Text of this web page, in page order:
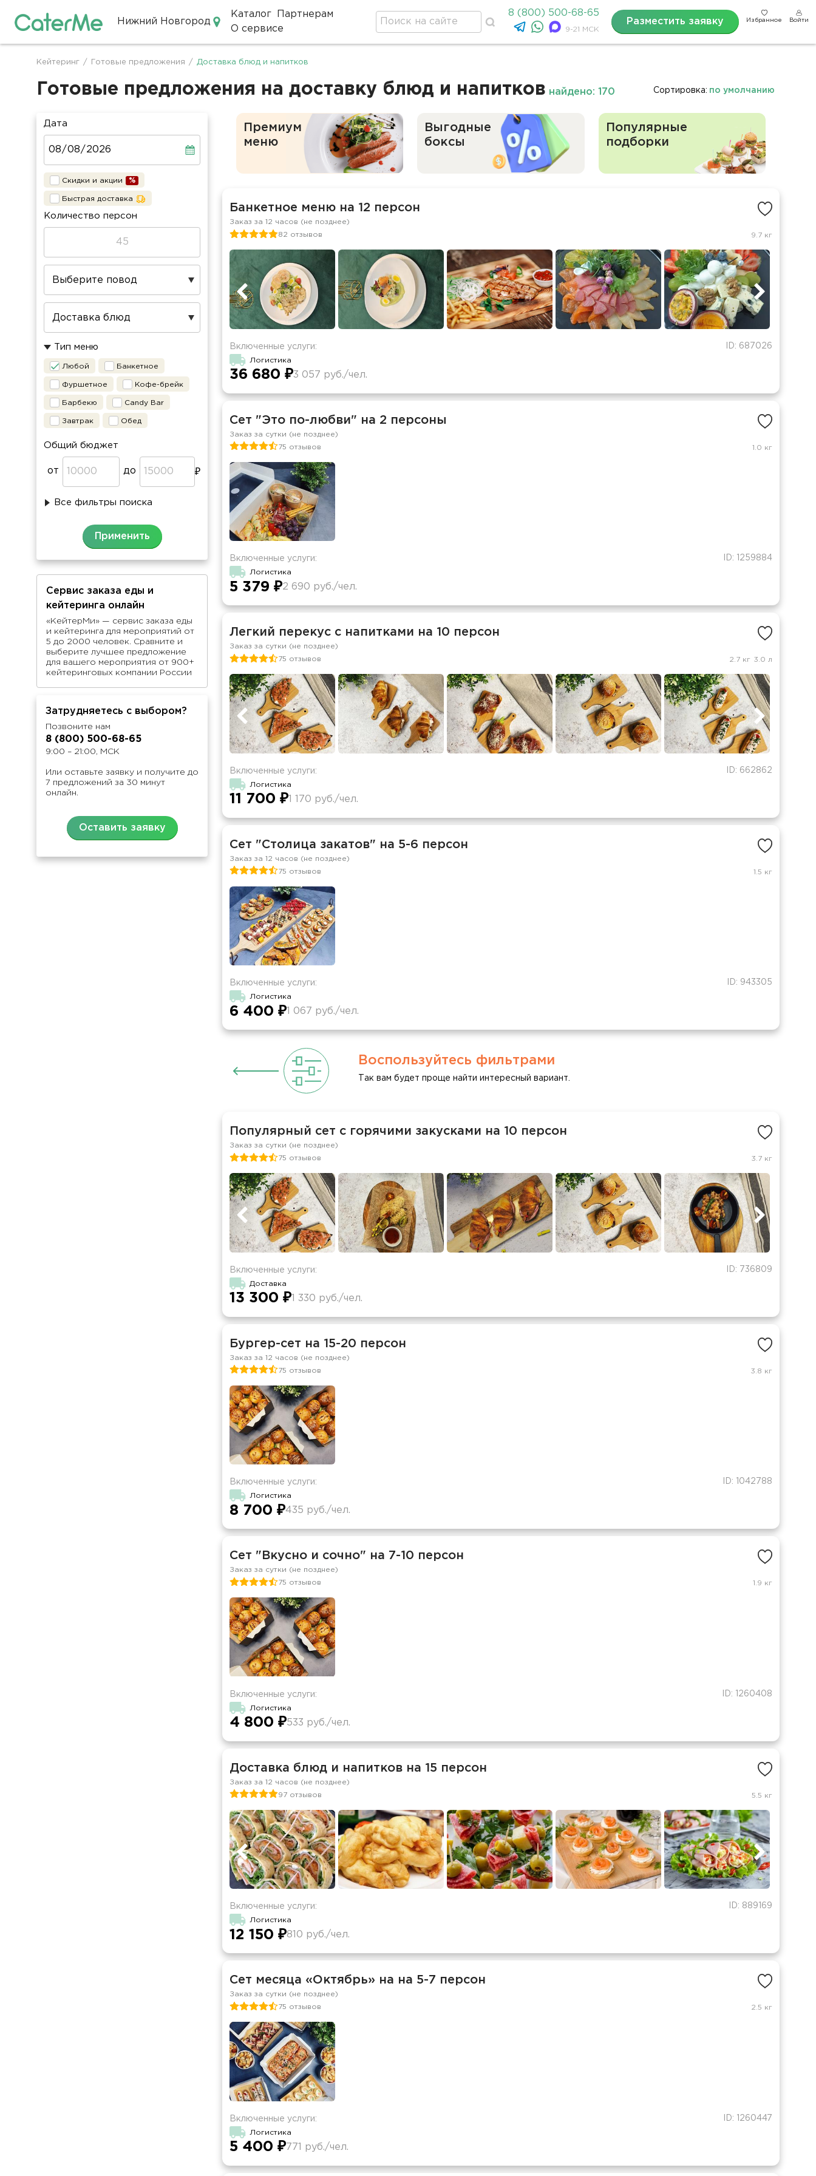
Нижний Новгород
Каталог
Партнерам
О сервисе
8 (800) 500-68-65
9-21 МСК
Разместить заявку Избранное Войти
Строка
навигации
Кейтеринг / Готовые предложения / Доставка блюд и напитков
Готовые предложения на доставку блюд и напитков найдено: 170 Сортировка: по умолчанию
Дата
Скидки и акции
Быстрая доставка
Количество персон
Тип меню
Любой Банкетное
Фуршетное Кофе-брейк
Барбекю Candy Bar
Завтрак Обед
Общий бюджет
от до
Все фильтры поиска
Сервис заказа еды и
кейтеринга онлайн
«КейтерМи» — сервис заказа еды
и кейтеринга для мероприятий от
5 до 2000 человек. Сравните и
выберите лучшее предложение
для вашего мероприятия от 900+
кейтеринговых компании России
Затрудняетесь с выбором?
Позвоните нам
8 (800) 500-68-65
9:00 – 21:00, МСК
Или оставьте заявку и получите до
7 предложений за 30 минут
онлайн.
Оставить заявку
Премиум
меню
Выгодные
боксы
Популярные
подборки
Банкетное меню на 12 персон
Заказ за 12 часов (не позднее)
82 отзывов
9.7 кг
ID: 687026
Включенные услуги:
Логистика
36 680 ₽3 057 руб./чел.
Сет "Это по-любви" на 2 персоны
Заказ за сутки (не позднее)
75 отзывов
1.0 кг
ID: 1259884
Включенные услуги:
Логистика
5 379 ₽2 690 руб./чел.
Легкий перекус с напитками на 10 персон
Заказ за сутки (не позднее)
75 отзывов
2.7 кг 3.0 л
ID: 662862
Включенные услуги:
Логистика
11 700 ₽1 170 руб./чел.
Сет "Столица закатов" на 5-6 персон
Заказ за 12 часов (не позднее)
75 отзывов
1.5 кг
ID: 943305
Включенные услуги:
Логистика
6 400 ₽ 1 067 руб./чел.
Воспользуйтесь фильтрами
Так вам будет проще найти интересный вариант.
Популярный сет с горячими закусками на 10 персон
Заказ за сутки (не позднее)
75 отзывов
3.7 кг
ID: 736809
Включенные услуги:
Доставка
13 300 ₽1 330 руб./чел.
Бургер-сет на 15-20 персон
Заказ за 12 часов (не позднее)
75 отзывов
3.8 кг
ID: 1042788
Включенные услуги:
Логистика
8 700 ₽435 руб./чел.
Сет "Вкусно и сочно" на 7-10 персон
Заказ за сутки (не позднее)
75 отзывов
1.9 кг
ID: 1260408
Включенные услуги:
Логистика
4 800 ₽533 руб./чел.
Доставка блюд и напитков на 15 персон
Заказ за 12 часов (не позднее)
97 отзывов
5.5 кг
ID: 889169
Включенные услуги:
Логистика
12 150 ₽810 руб./чел.
Сет месяца «Октябрь» на на 5-7 персон
Заказ за сутки (не позднее)
75 отзывов
2.5 кг
ID: 1260447
Включенные услуги:
Логистика
5 400 ₽ 771 руб./чел.